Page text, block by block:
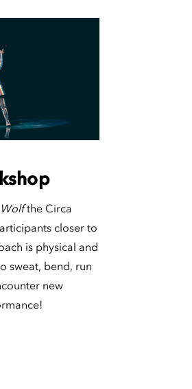
Wolfthe Circa
closer to
is physical and
sweat, bend, run
new